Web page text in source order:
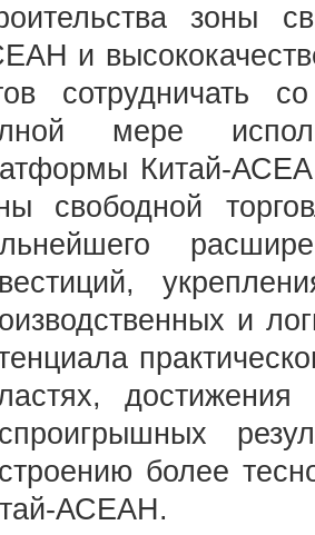
зоны
и
сотрудничать
мере
Китай-
свободной
и
более
АСЕАН.